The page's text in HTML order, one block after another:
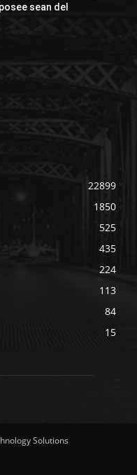
sean del
22899
1850
525
435
224
113
84
15
Solutions